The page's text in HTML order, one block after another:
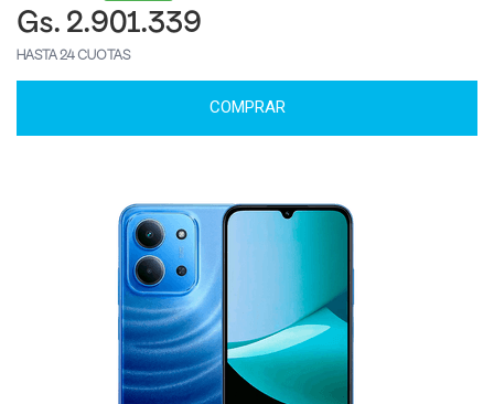
Gs. 2.901.339
HASTA 24 CUOTAS
COMPRAR